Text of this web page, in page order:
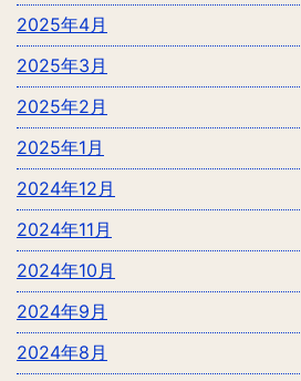
2025年4月
2025年3月
2025年2月
2025年1月
2024年12月
2024年11月
2024年10月
2024年9月
2024年8月